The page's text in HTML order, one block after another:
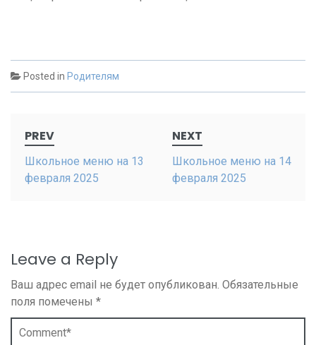
Posted in Родителям
navigation
PREV
Школьное меню на 13
февраля 2025
NEXT
Школьное меню на 14
февраля 2025
Leave a Reply
Ваш адрес email не будет опубликован. Обязательные
поля помечены *